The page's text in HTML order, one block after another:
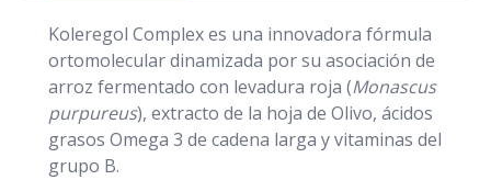
Koleregol Complex es una innovadora fórmula
ortomolecular dinamizada por su asociación de
arroz fermentado con levadura roja (Monascus
purpureus), extracto de la hoja de Olivo, ácidos
grasos Omega 3 de cadena larga y vitaminas del
grupo B.